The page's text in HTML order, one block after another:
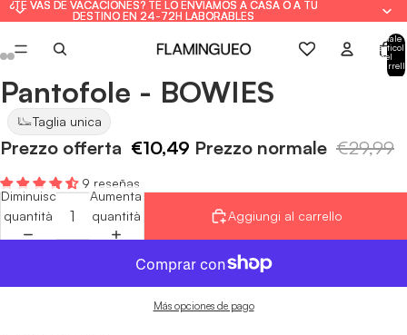
¿TE VAS DE VACACIONES? TE LO ENVIAMOS A CASA O A TU
DESTINO EN 24-72H LABORABLES
¿TE VAS DE VACACIONES? TE LO ENVIAMOS A CASA O A TU
DESTINO EN 24-72H LABORABLES
Totale
articoli
nel
Apri
immagine
schermo
Apri
immagine
schermo
Apri
immagine
schermo
Apri
immagine
schermo
Apri
immagine
schermo
Apri
immagine
schermo
Pantofole - BOWIES
Taglia unica
Prezzo offerta €10,49 Prezzo normale €29,99
9 reseñas
Diminuisci
quantità
Aumenta
quantità
Aggiungi al carrello
Más opciones de pago